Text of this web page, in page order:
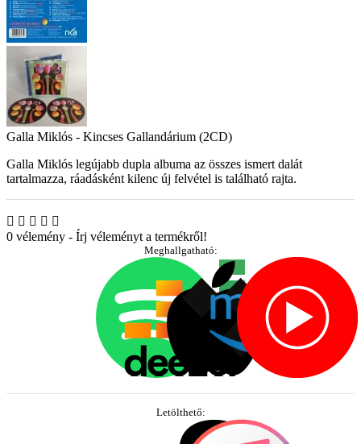
Galla Miklós - Kincses Gallandárium (2CD)
Galla Miklós legújabb dupla albuma az összes ismert dalát
tartalmazza, ráadásként kilenc új felvétel is található rajta.
0 vélemény - Írj véleményt a termékről!
Meghallgatható:
Letölthető: